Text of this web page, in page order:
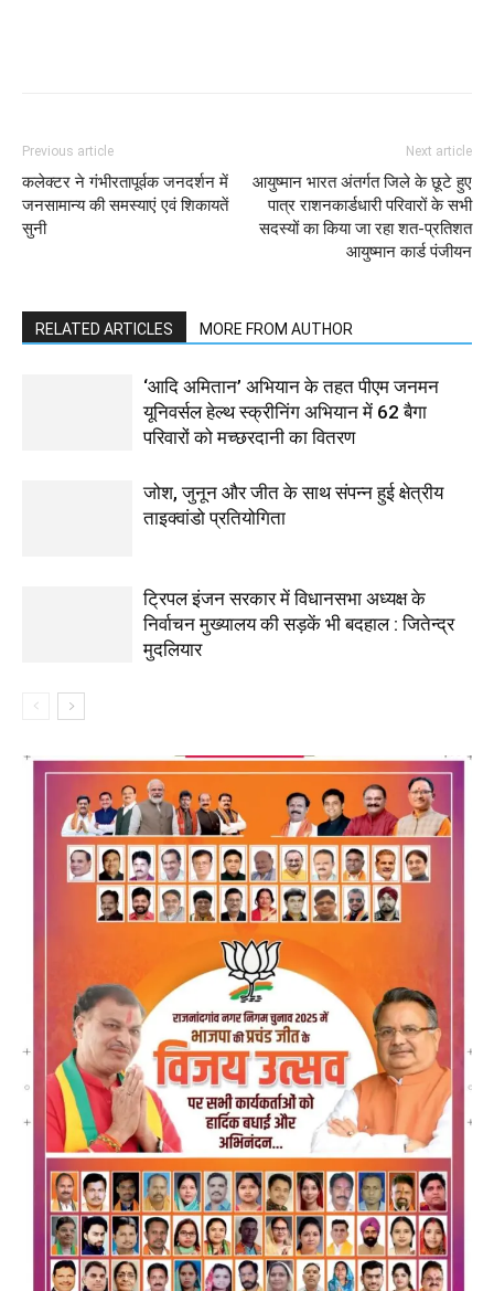
Previous article
कलेक्टर ने गंभीरतापूर्वक जनदर्शन में
जनसामान्य की समस्याएं एवं शिकायतें
सुनी
Next article
आयुष्मान भारत अंतर्गत जिले के छूटे हुए
पात्र राशनकार्डधारी परिवारों के सभी
सदस्यों का किया जा रहा शत-प्रतिशत
आयुष्मान कार्ड पंजीयन
RELATED ARTICLES MORE FROM AUTHOR
‘आदि अमितान’ अभियान के तहत पीएम जनमन
यूनिवर्सल हेल्थ स्क्रीनिंग अभियान में 62 बैगा
परिवारों को मच्छरदानी का वितरण
जोश, जुनून और जीत के साथ संपन्न हुई क्षेत्रीय
ताइक्वांडो प्रतियोगिता
ट्रिपल इंजन सरकार में विधानसभा अध्यक्ष के
निर्वाचन मुख्यालय की सड़कें भी बदहाल : जितेन्द्र
मुदलियार